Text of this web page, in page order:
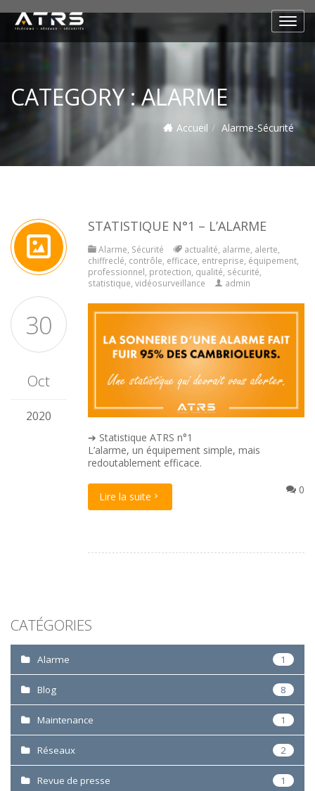
CATEGORY :ALARME
Accueil Alarme-Sécurité
30
Oct
2020
STATISTIQUE N°1 – L’ALARME
Alarme, Sécurité actualité, alarme, alerte,
chiffreclé, contrôle, efficace, entreprise, équipement,
professionnel, protection, qualité, sécurité,
statistique, vidéosurveillance admin
➔ Statistique ATRS n°1
L’alarme, un équipement simple, mais
redoutablement efficace.
0
Lire la suite
CATÉGORIES
Alarme 1
Blog 8
Maintenance 1
Réseaux 2
Revue de presse 1